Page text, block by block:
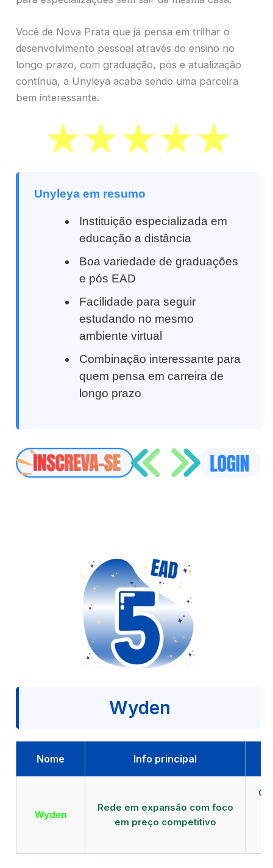
Você de Nova Prata que já pensa em trilhar o
desenvolvimento pessoal através do ensino no
longo prazo, com graduação, pós e atualização
contínua, a Unyleya acaba sendo uma parceira
bem interessante.
Unyleya em resumo
Instituição especializada em
educação a distância
Boa variedade de graduações
e pós EAD
Facilidade para seguir
estudando no mesmo
ambiente virtual
Combinação interessante para
quem pensa em carreira de
longo prazo
Wyden
Nome Info principal
Wyden
Rede em expansão com foco
em preço competitivo